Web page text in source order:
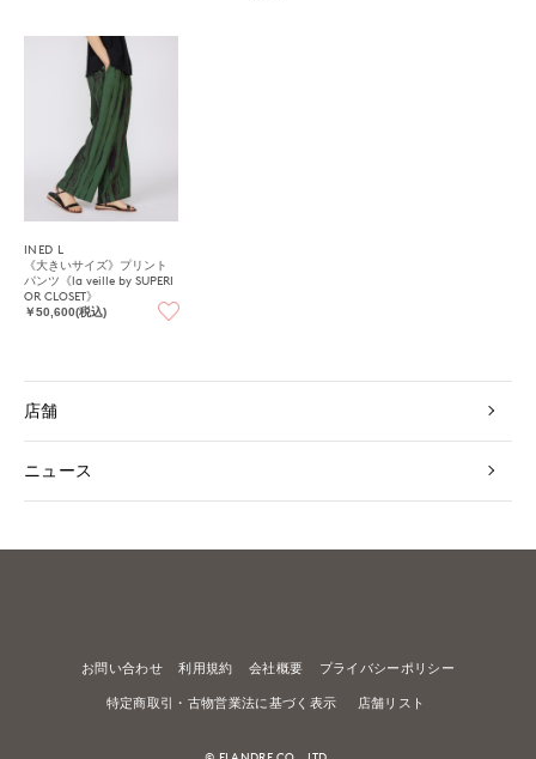
INED L
《大きいサイズ》プリント
パンツ《la veille by SUPERI
OR CLOSET》
￥50,600(税込)
店舗
ニュース
お問い合わせ 利用規約 会社概要 プライバシーポリシー
特定商取引・古物営業法に基づく表示 店舗リスト
© FLANDRE CO., LTD.